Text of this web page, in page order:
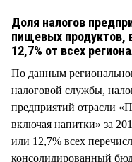
Доля налогов
пищевых продуктов,
12,7% от всех
По данным
налоговой службы,
предприятий отрасли
включая напитки» за
или 12,7% всех
консолидированный